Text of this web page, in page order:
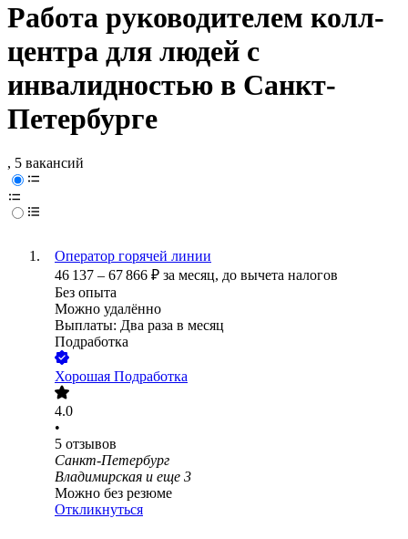
Работа руководителем колл-
центра для людей с
инвалидностью в Санкт-
Петербурге
, 5 вакансий
Оператор горячей линии
46 137 – 67 866 ₽ за месяц, до вычета налогов
Без опыта
Можно удалённо
Выплаты: Два раза в месяц
Подработка
Хорошая Подработка
4.0
•
5 отзывов
Санкт-Петербург
Владимирская и еще 3
Можно без резюме
Откликнуться